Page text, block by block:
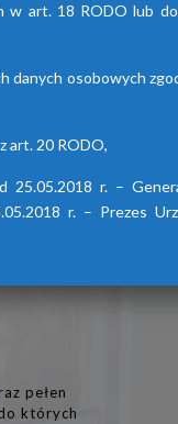
8.400
pełen
których
w art. 18 RODO lub
danych osobowych
art. 20 RODO,
25.05.2018 r. –
r. – Prezes